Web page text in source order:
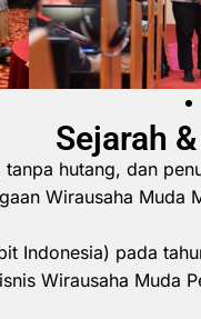
Sejarah
hutang, dan
Wirausaha
Indonesia) pada
Wirausaha Muda